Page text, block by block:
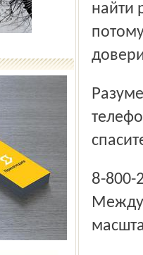
найти
Разумеется, информированность юных ярославцев о
8-800-2000-122 наизусть знали все, в рамках